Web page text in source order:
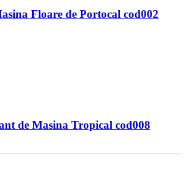
Floare de Portocal cod002
de Masina Tropical cod008